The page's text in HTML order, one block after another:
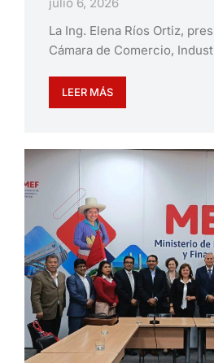
La Ing. Elena Ríos Ortiz,
Cámara de Comercio,
LEER MÁS